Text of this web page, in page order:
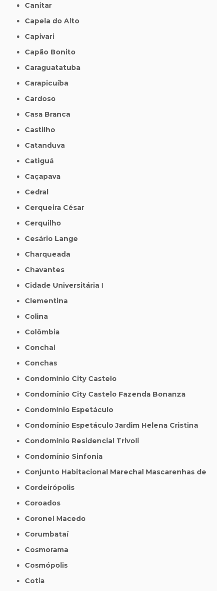
Canitar
Capela do Alto
Capivari
Capão Bonito
Caraguatatuba
Carapicuíba
Cardoso
Casa Branca
Castilho
Catanduva
Catiguá
Caçapava
Cedral
Cerqueira César
Cerquilho
Cesário Lange
Charqueada
Chavantes
Cidade Universitária I
Clementina
Colina
Colômbia
Conchal
Conchas
Condomínio City Castelo
Condomínio City Castelo Fazenda Bonanza
Condomínio Espetáculo
Condomínio Espetáculo Jardim Helena Cristina
Condomínio Residencial Trivoli
Condomínio Sinfonia
Conjunto Habitacional Marechal Mascarenhas de
Cordeirópolis
Coroados
Coronel Macedo
Corumbataí
Cosmorama
Cosmópolis
Cotia